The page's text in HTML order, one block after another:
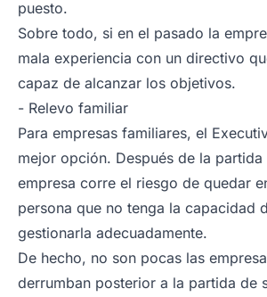
puesto.
Sobre todo, si en el pasado la
mala experiencia con un directivo
capaz de alcanzar los objetivos.
- Relevo familiar
Para empresas familiares, el
mejor opción. Después de la
empresa corre el riesgo de quedar
persona que no tenga la capacidad
gestionarla adecuadamente.
De hecho, no son pocas las
derrumban posterior a la partida de